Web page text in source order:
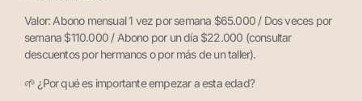
Valor: Abono mensual 1 vez por semana $65.000 / Dos veces por
semana $110.000 / Abono por un día $22.000 (consultar
descuentos por hermanos o por más de un taller).
🌱 ¿Por qué es importante empezar a esta edad?